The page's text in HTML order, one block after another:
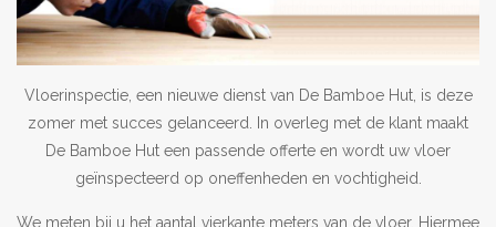
Leggen
Contact
Vloerinspectie, een nieuwe dienst van De Bamboe Hut, is deze
zomer met succes gelanceerd. In overleg met de klant maakt
De Bamboe Hut een passende offerte en wordt uw vloer
geïnspecteerd op oneffenheden en vochtigheid.
We meten bij u het aantal vierkante meters van de vloer. Hiermee